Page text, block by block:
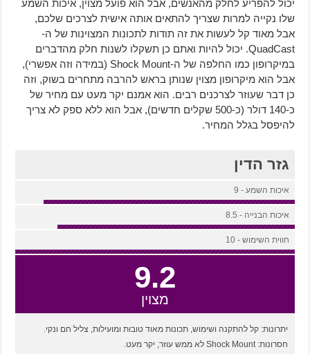
יכול להפריע לחלק מהאנשים, אבל הוא פועל מצוין, איכות השמע
שלו נקייה למרות שצריך להתאים אותה אישית לצרכים שלכם,
אבל מאוד קל לעשות את זה תודות לתכונות המצוינות של ה-
QuadCast. יכול להיות ואתם כן תשקלו לשנות חלק מהדברים
במיקרופון כמו החלפה של ה-Shock Mount (במידה וזה אפשרי),
אבל הוא מיקרופון מצוין שנותן בראש להרבה מתחרים בשוק, וזה
כן דבר שעוזר לצרכנים רבים. הוא אמנם יקר מעט עם מחיר של
כ-140 דולר (כ-500 שקלים חדשים), אבל הוא ללא ספק לא צריך
להיפסל בגלל המחיר.
גזר הדין
איכות השמע - 9
איכות הבנייה - 8.5
חווית השימוש - 10
9.2
מצוין
יתרונות: קל להתקנה ושימוש, תכונות מאוד טובות ומועילות, צליל חם ונקי.
חסרונות: Shock Mount לא ממש עוזר, יקר מעט.